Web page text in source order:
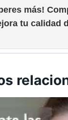
más!
tu calidad